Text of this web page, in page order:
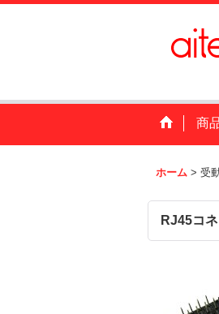
商
ホーム > 受
RJ45コ